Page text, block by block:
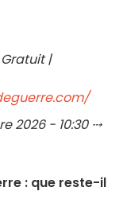
Gratuit |
2026 - 10:30 ⤏
: que reste-il